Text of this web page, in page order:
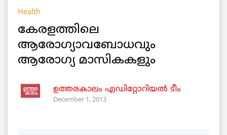
Health
കേരളത്തിലെ
ആരോഗ്യാവബോധവും
ആരോഗ്യ മാസികകളും
ഉത്തരകാലം എഡിറ്റോറിയല്‍ ടീം
December 1, 2013